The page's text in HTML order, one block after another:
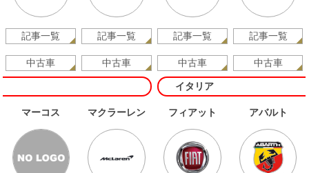
記事一覧
中古車
記事一覧
中古車
記事一覧
中古車
記事一覧
中古車
マーコス マクラーレン
イタリア
フィアット アバルト